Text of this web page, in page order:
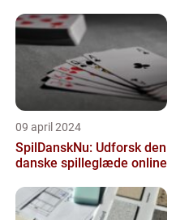
09 april 2024
SpilDanskNu: Udforsk den
danske spilleglæde online